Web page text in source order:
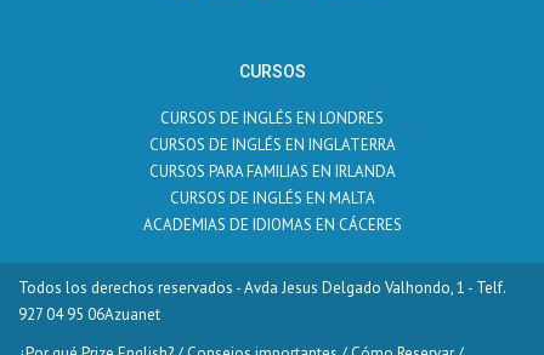
CURSOS
CURSOS DE INGLÉS EN LONDRES
CURSOS DE INGLÉS EN INGLATERRA
CURSOS PARA FAMILIAS EN IRLANDA
CURSOS DE INGLÉS EN MALTA
ACADEMIAS DE IDIOMAS EN CÁCERES
Todos los derechos reservados - Avda Jesus Delgado Valhondo, 1 - Telf.
927 04 95 06Azuanet